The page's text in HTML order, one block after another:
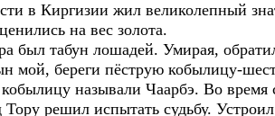
в Киргизии жил великолепный
на вес золота.
был табун лошадей. Умирая,
мой, береги пёструю кобылицу-
называли Чаарбэ. Во время
Тору решил испытать судьбу.